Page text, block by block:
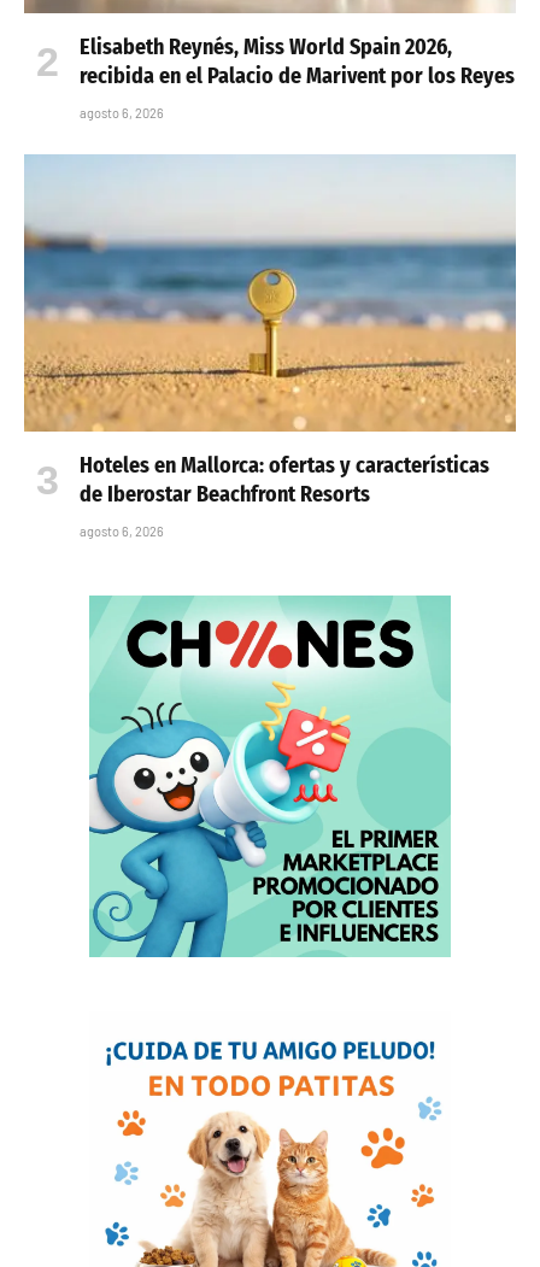
Cae una banda sorprendida robando viviendas
en Barcelona: seis detenidos en dos
operaciones de los Mossos
Elisabeth Reynés, Miss World Spain 2026,
recibida en el Palacio de Marivent por los Reyes
Hoteles en Mallorca: ofertas y características
de Iberostar Beachfront Resorts